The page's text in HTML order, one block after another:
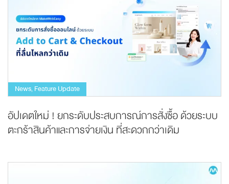
News, Feature Update
อัปเดตใหม่ ! ยกระดับประสบการณ์การสั่งซื้อ ด้วยระบบ
ตะกร้าสินค้าและการจ่ายเงิน ที่สะดวกกว่าเดิม